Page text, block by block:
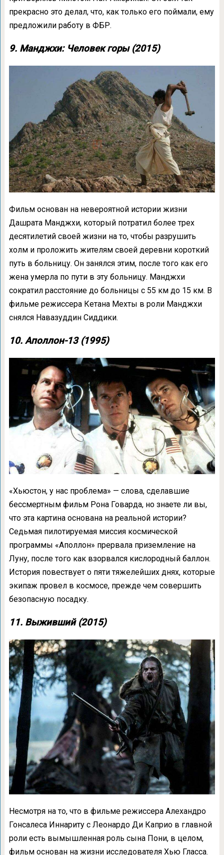
прекрасно это делал, что, как только его поймали, ему
предложили работу в ФБР.
9. Манджхи: Человек горы (2015)
Фильм основан на невероятной истории жизни
Дашрата Манджхи, который потратил более трех
десятилетий своей жизни на то, чтобы разрушить
холм и проложить жителям своей деревни короткий
путь в больницу. Он занялся этим, после того как его
жена умерла по пути в эту больницу. Манджхи
сократил расстояние до больницы с 55 км до 15 км. В
фильме режиссера Кетана Мехты в роли Манджхи
снялся Навазуддин Сиддики.
10. Аполлон-13 (1995)
«Хьюстон, у нас проблема» — слова, сделавшие
бессмертным фильм Рона Говарда, но знаете ли вы,
что эта картина основана на реальной истории?
Седьмая пилотируемая миссия космической
программы «Аполлон» прервала приземление на
Луну, после того как взорвался кислородный баллон.
История повествует о пяти тяжелейших днях, которые
экипаж провел в космосе, прежде чем совершить
безопасную посадку.
11. Выживший (2015)
Несмотря на то, что в фильме режиссера Алехандро
Гонсалеса Иннариту с Леонардо Ди Каприо в главной
роли есть вымышленная роль сына Пони, в целом,
фильм основан на жизни исследователя Хью Гласса.